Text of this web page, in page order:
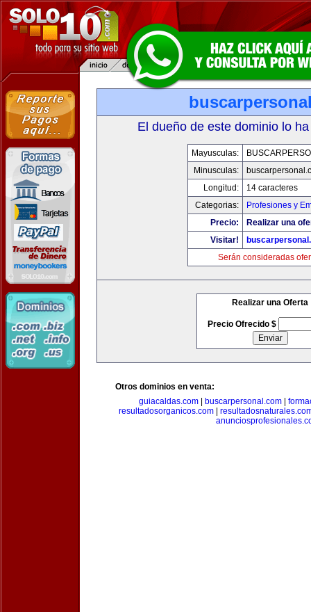
El dueño de este dominio lo
Mayusculas:
Minusculas:
Longitud:
14 caracteres
Categorias:
Profesiones y
Precio:
Realizar una
Visitar!
Serán consideradas
Realizar una Oferta
Precio Ofrecido $
Otros dominios en venta:
guiacaldas.com
buscarpersonal.com
resultadosorganicos.com